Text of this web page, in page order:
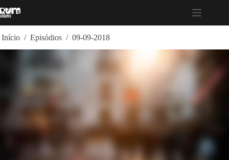
para
Início / Episódios / 09-09-2018